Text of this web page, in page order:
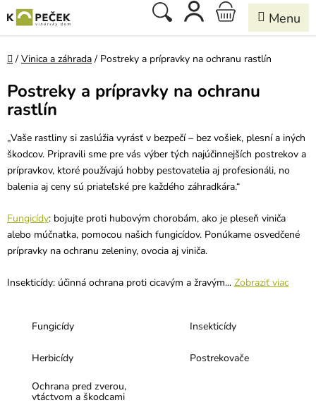
na
obsah
Hľadať
NÁKUPNÝ
KOŠÍK
Domov
/ Vinica a záhrada / Postreky a prípravky na ochranu rastlín
Postreky a prípravky na ochranu
rastlín
„Vaše rastliny si zaslúžia vyrásť v bezpečí – bez vošiek, plesní a iných
škodcov. Pripravili sme pre vás výber tých najúčinnejších postrekov a
prípravkov, ktoré používajú hobby pestovatelia aj profesionáli, no
balenia aj ceny sú priateľské pre každého záhradkára.“
Fungicídy: bojujte proti hubovým chorobám, ako je pleseň viniča
alebo múčnatka, pomocou našich fungicídov. Ponúkame osvedčené
prípravky na ochranu zeleniny, ovocia aj viniča.
Insekticídy: účinná ochrana proti cicavým a žravým... Zobraziť viac
Fungicídy Insekticídy
Herbicídy Postrekovače
Ochrana pred zverou,
vtáctvom a škodcami